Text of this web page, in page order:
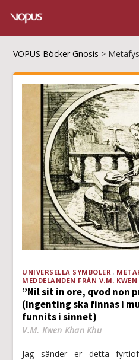
VOPUS Böcker Gnosis >
UNIVERSELLA SYMBOLER
MEDDELANDEN FRÅN V.M.
”Nil sit in ore, qvod non
(Ingenting ska finnas i
funnits i sinnet)
V.M. Kwen Khan Khu
Jag sänder er detta